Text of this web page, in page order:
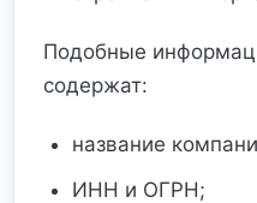
Подобные
содержат:
название
ИНН и ОГРН;